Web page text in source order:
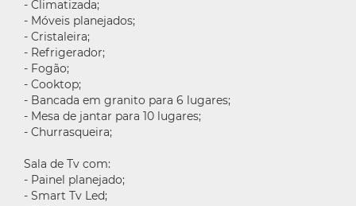
- Climatizada;
- Móveis planejados;
- Cristaleira;
- Refrigerador;
- Fogão;
- Cooktop;
- Bancada em granito para 6 lugares;
- Mesa de jantar para 10 lugares;
- Churrasqueira;
Sala de Tv com:
- Painel planejado;
- Smart Tv Led;